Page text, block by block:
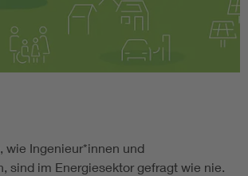
wie Ingenieur*innen und
sind im Energiesektor gefragt wie nie.